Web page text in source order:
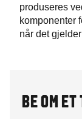
produseres
komponenter
når det
BE OM